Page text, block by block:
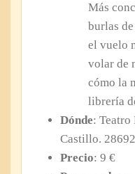
Más
burlas
el vuelo
volar de
cómo la
librería
Dónde:
Castillo.
Precio: 9 €